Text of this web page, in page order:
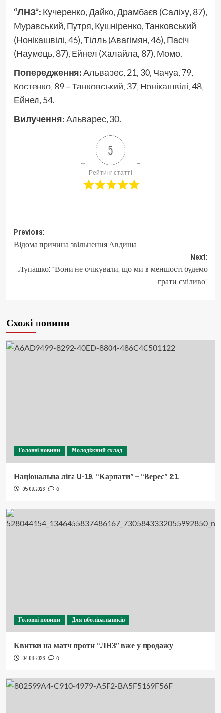
“ЛНЗ”: Кучеренко, Дайко, Драмбаєв (Саліху, 87),
Муравський, Путря, Кушніренко, Танковський
(Нонікашвілі, 46), Тілль (Авагімян, 46), Пасіч
(Наумець, 87), Ейнел (Халайла, 87), Момо.
Попередження:Альварес, 21, 30, Чачуа, 79,
Костенко, 89 – Танковський, 37, Нонікашвілі, 48,
Ейнел, 54.
Вилучення:Альварес, 30.
5
Рейтинг статті
Post
navigation
Previous:
Відома причина звільнення Авдиша
Next:
Лупашко: “Вони не очікували, що ми в меншості будемо
грати сміливо”
Схожі новини
Головні новини Молодіжний склад
Національна ліга U-19. “Карпати” – “Верес” 2:1
05.08.2026 0
Головні новини Для вболівальників
Квитки на матч проти “ЛНЗ” вже у продажу
04.08.2026 0